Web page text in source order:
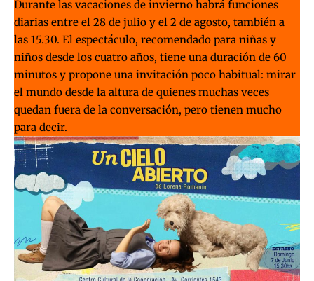
Durante las vacaciones de invierno habrá funciones
diarias entre el 28 de julio y el 2 de agosto, también a
las 15.30. El espectáculo, recomendado para niñas y
niños desde los cuatro años, tiene una duración de 60
minutos y propone una invitación poco habitual: mirar
el mundo desde la altura de quienes muchas veces
quedan fuera de la conversación, pero tienen mucho
para decir.